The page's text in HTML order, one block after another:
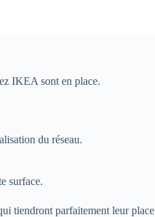
IKEA sont en place.
du réseau.
surface.
tiendront parfaitement leur place